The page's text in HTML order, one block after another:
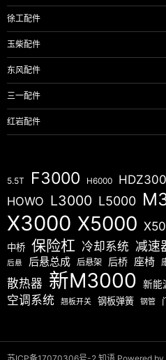
徐工配件
玉柴配件
东风配件
三一配件
红岩配件
5.5T F3000 H6000 HDZ300
HOWO L3000 L5000
X3000 X5000
中桥 保险杠 冷却系统 减速
后悬 后悬总成 后悬架 后桥 座椅
散热器 新M3000 新能
空调系统 翘板开关 钢板弹簧 钢管